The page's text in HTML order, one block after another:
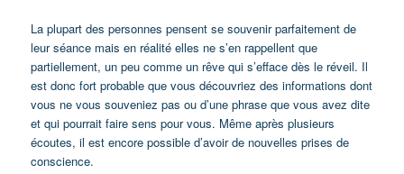
La plupart des personnes pensent se souvenir parfaitement de
leur séance mais en réalité elles ne s’en rappellent que
partiellement, un peu comme un rêve qui s’efface dès le réveil. Il
est donc fort probable que vous découvriez des informations dont
vous ne vous souveniez pas ou d’une phrase que vous avez dite
et qui pourrait faire sens pour vous. Même après plusieurs
écoutes, il est encore possible d’avoir de nouvelles prises de
conscience.